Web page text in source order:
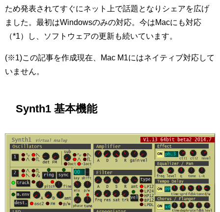
ため発表されてすぐにネット上で話題となりシェアを広げ
ました。最初はWindowsのみの対応。今はMacにも対応
（*1）し、ソフトウェアの更新も続いています。
(※1)この記事を作成現在、Mac M1にはネイティブ対応して
いません。
Synth1 基本機能